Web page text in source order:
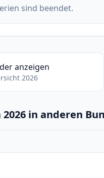
sind beendet.
anzeigen
2026
in anderen